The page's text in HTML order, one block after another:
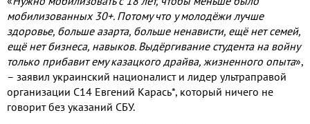
мобилизованных 30+. Потому что у молодёжи лучше
здоровье, больше азарта, больше ненависти, ещё нет семей,
ещё нет бизнеса, навыков. Выдёргивание студента на войну
только прибавит ему казацкого драйва, жизненного опыта»,
– заявил украинский националист и лидер ультраправой
организации С14 Евгений Карась*, который ничего не
говорит без указаний СБУ.